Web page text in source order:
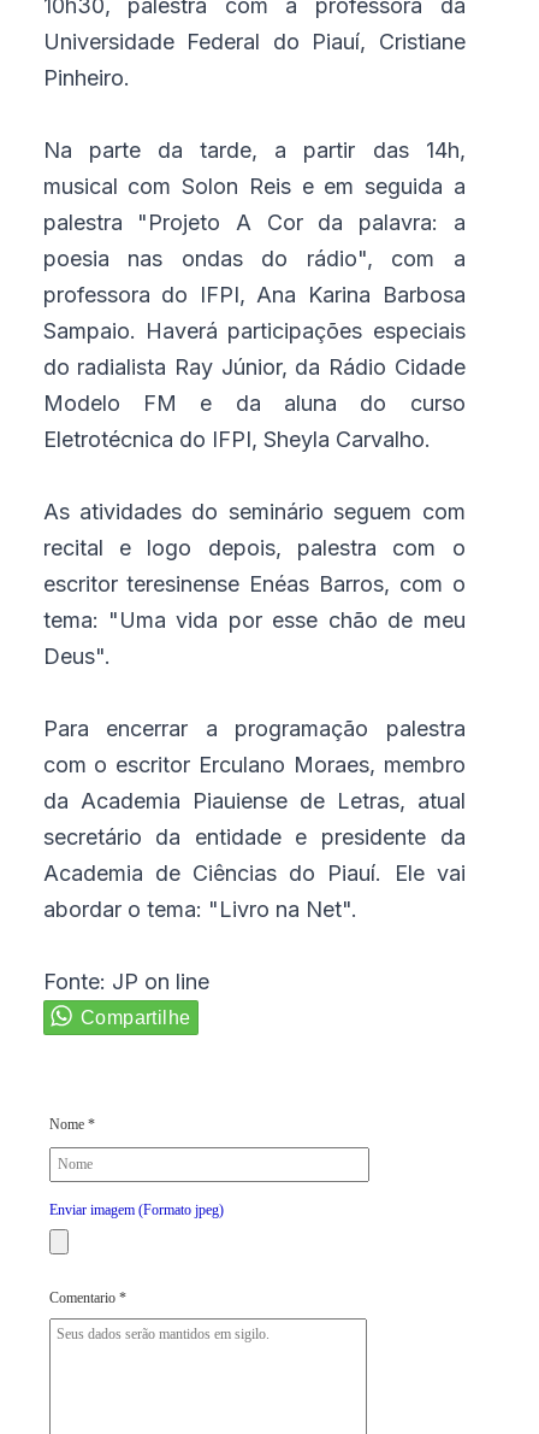
Universidade Federal do Piauí, Cristiane
Pinheiro.
Na parte da tarde, a partir das 14h,
musical com Solon Reis e em seguida a
palestra "Projeto A Cor da palavra: a
poesia nas ondas do rádio", com a
professora do IFPI, Ana Karina Barbosa
Sampaio. Haverá participações especiais
do radialista Ray Júnior, da Rádio Cidade
Modelo FM e da aluna do curso
Eletrotécnica do IFPI, Sheyla Carvalho.
As atividades do seminário seguem com
recital e logo depois, palestra com o
escritor teresinense Enéas Barros, com o
tema: "Uma vida por esse chão de meu
Deus".
Para encerrar a programação palestra
com o escritor Erculano Moraes, membro
da Academia Piauiense de Letras, atual
secretário da entidade e presidente da
Academia de Ciências do Piauí. Ele vai
abordar o tema: "Livro na Net".
Fonte: JP on line
Nome *
Enviar imagem (Formato jpeg)
Comentario *